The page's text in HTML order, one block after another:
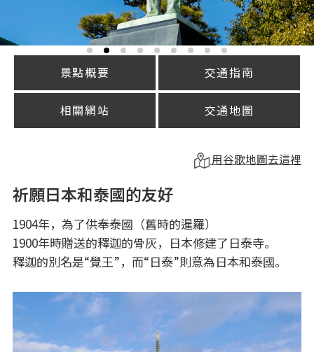
景點概要 交通指南
相關網站 交通地圖
用谷歌地圖去這裡
祈願日本和泰國的友好
1904年，為了供奉泰國（舊時的暹羅）
1900年時贈送的釋迦的骨灰，日本修建了日泰寺。
釋迦的別名是“覺王”，而“日泰”則意為日本和泰國。